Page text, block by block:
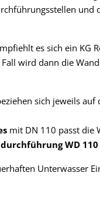
und
es sich ein KG
wird dann die
sich jeweils auf
mit DN 110 passt die
WD 110
Unterwasser